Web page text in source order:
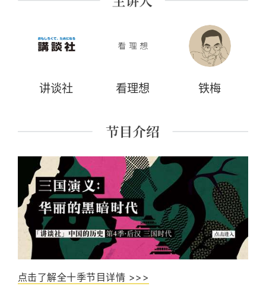
讲谈社 看理想 铁梅
点击了解全十季节目详情 >>>